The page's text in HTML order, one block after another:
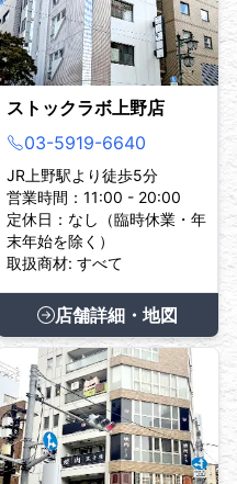
ストックラボ上野店
03-5919-6640
JR上野駅より徒歩5分
営業時間：11:00 - 20:00
定休日：なし（臨時休業・年
末年始を除く）
取扱商材: すべて
店舗詳細・地図